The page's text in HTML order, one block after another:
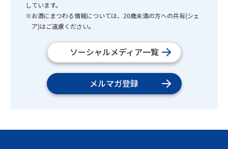
しています。
※お酒にまつわる情報については、20歳未満の方への共有(シェ
ア)はご遠慮ください。
ソーシャルメディア一覧
メルマガ登録